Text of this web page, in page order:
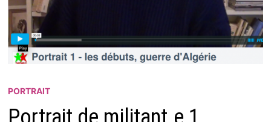
PORTRAIT